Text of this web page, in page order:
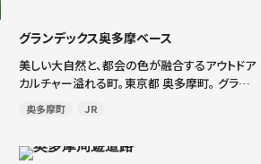
グランデックス奥多摩ベース
美しい大自然と、都会の色が融合するアウトドア
カルチャー溢れる町。東京都 奥多摩町。 グラン
デックス奥多摩ベースでは、自然の流れに身を
任せるキャニオニング、御岳渓谷に流れる多摩
[…]
奥多摩町 JR